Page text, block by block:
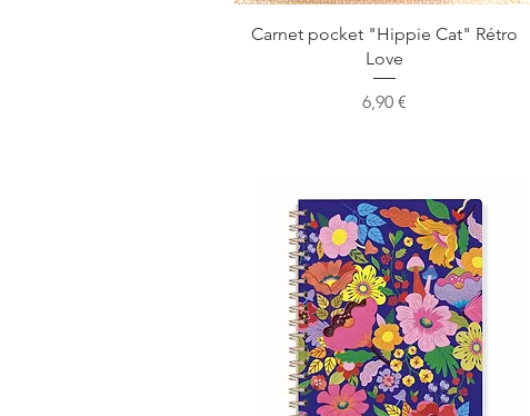
Aperçu rapide
Carnet pocket "Hippie Cat" Rétro
Love
Prix
6,90 €